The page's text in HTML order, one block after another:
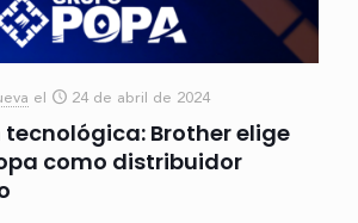
el 24 de abril de 2024
tecnológica: Brother elige
como distribuidor